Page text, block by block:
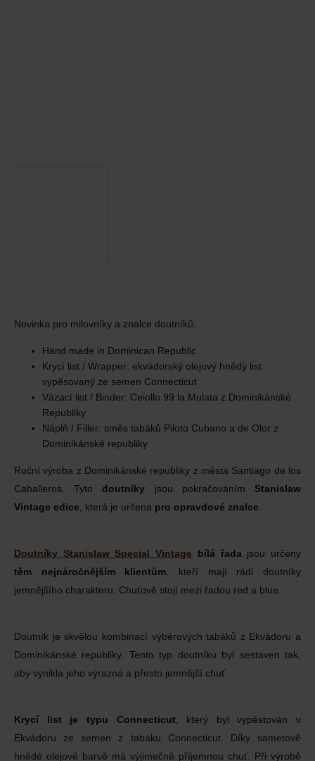
Novinka pro milovníky a znalce doutníků.
Hand made in Dominican Republic
Krycí list / Wrapper: ekvádorský olejový hnědý list
vypěsovaný ze semen Connecticut
Vázací list / Binder: Ceiollo 99 la Mulata z Dominikánské
Republiky
Náplň / Filler: směs tabáků Piloto Cubano a de Olor z
Dominikánské republiky
Ruční výroba z Dominikánské republiky z města Santiago de los
Caballeros. Tyto doutníky jsou pokračováním Stanislaw
Vintage edice , která je určena pro opravdové znalce
Doutníky Stanislaw Special Vintage bílá řada jsou určeny
těm nejnáročnějším klientům , kteří mají rádi doutníky
jemnějšího charakteru. Chuťově stojí mezi řadou red a blue.
Doutník je skvělou kombinací výběrových tabáků z Ekvádoru a
Dominikánské republiky. Tento typ doutníku byl sestaven tak,
aby vynikla jeho výrazná a přesto jemnější chuť.
Krycí list je typu Connecticut, který byl vypěstován v
Ekvádoru ze semen z tabáku Connecticut. Díky sametově
hnědé olejové barvě má výjimečně příjemnou chuť. Při výrobě